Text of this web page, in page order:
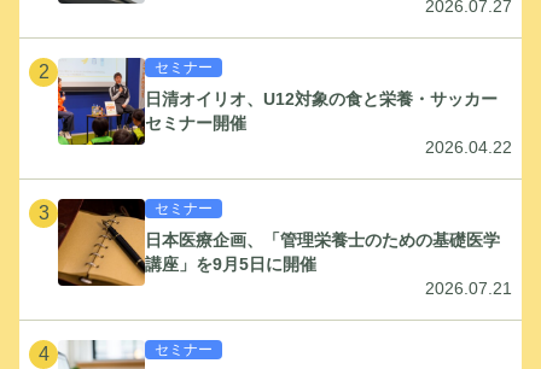
2026.07.27
2 セミナー
日清オイリオ、U12対象の食と栄養・サッカー
セミナー開催
2026.04.22
3 セミナー
日本医療企画、「管理栄養士のための基礎医学
講座」を9月5日に開催
2026.07.21
4 セミナー